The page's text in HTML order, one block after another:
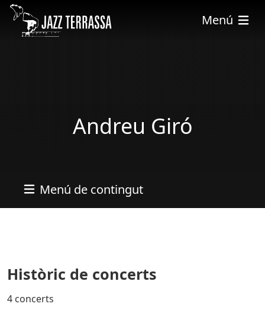
Vés al contingut
Menú
Andreu Giró
Menú de contingut
Històric de concerts
4 concerts